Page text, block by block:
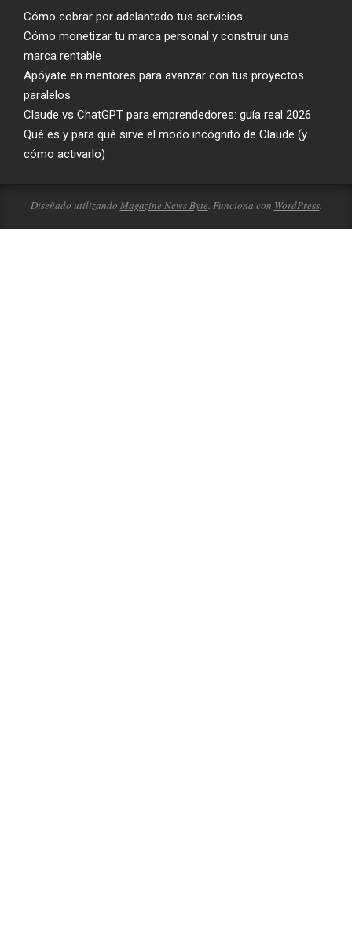
Cómo cobrar por adelantado tus servicios
Cómo monetizar tu marca personal y construir una
marca rentable
Apóyate en mentores para avanzar con tus proyectos
paralelos
Claude vs ChatGPT para emprendedores: guía real 2026
Qué es y para qué sirve el modo incógnito de Claude (y
cómo activarlo)
Diseñado utilizando Magazine News Byte. Funciona con WordPress.